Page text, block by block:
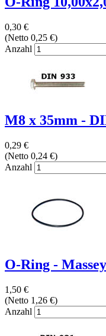
0,30 €
(Netto 0,25 €)
Anzahl
M8 x 35mm -
0,29 €
(Netto 0,24 €)
Anzahl
O-Ring -
1,50 €
(Netto 1,26 €)
Anzahl